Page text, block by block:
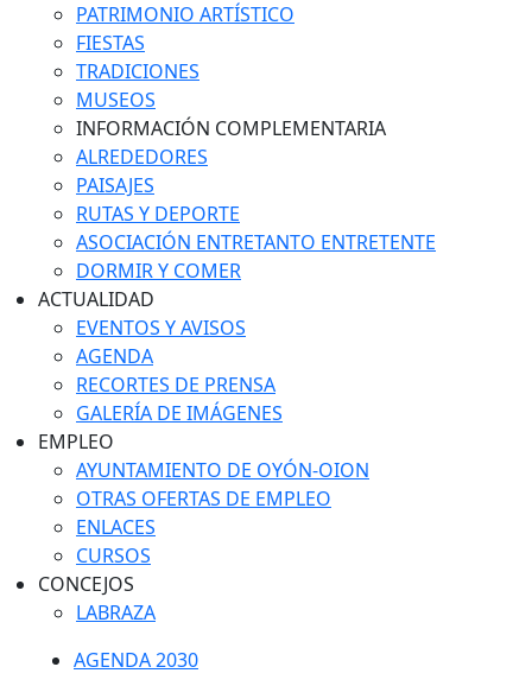
PATRIMONIO ARTÍSTICO
FIESTAS
TRADICIONES
MUSEOS
INFORMACIÓN COMPLEMENTARIA
ALREDEDORES
PAISAJES
RUTAS Y DEPORTE
ASOCIACIÓN ENTRETANTO ENTRETENTE
DORMIR Y COMER
ACTUALIDAD
EVENTOS Y AVISOS
AGENDA
RECORTES DE PRENSA
GALERÍA DE IMÁGENES
EMPLEO
AYUNTAMIENTO DE OYÓN-OION
OTRAS OFERTAS DE EMPLEO
ENLACES
CURSOS
CONCEJOS
LABRAZA
AGENDA 2030